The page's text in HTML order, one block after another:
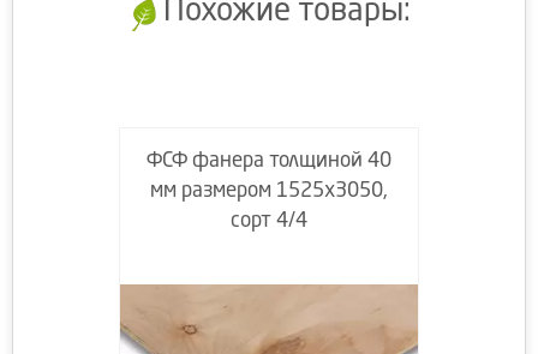
Похожие товары:
ФСФ фанера толщиной 40
мм размером 1525х3050,
сорт 4/4